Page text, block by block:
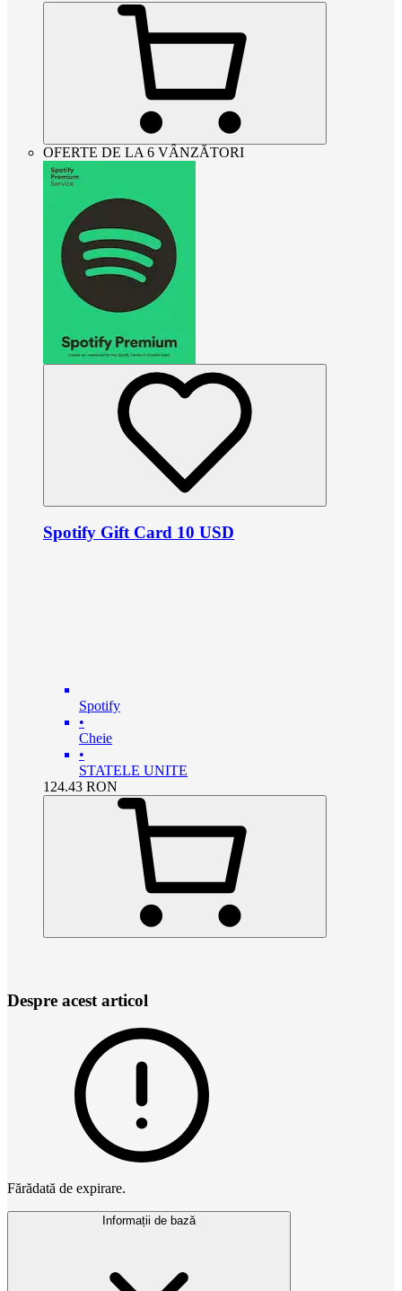
OFERTE DE LA 6 VÂNZĂTORI
Spotify Gift Card 10 USD
Spotify
•
Cheie
•
STATELE UNITE
124.43 RON
Despre acest articol
Fărădată de expirare.
Informații de bază